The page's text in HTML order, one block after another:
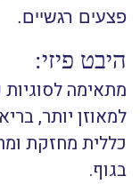
פצעים רגשיים.
היבט פיזי:
מתאימה לסוגיות
למאוזן יותר,
כללית מחזקת
בגוף.